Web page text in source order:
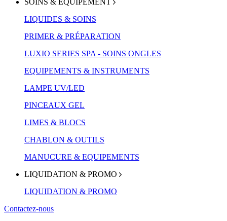
SOINS & EQUIPEMENT
LIQUIDES & SOINS
PRIMER & PRÉPARATION
LUXIO SERIES SPA - SOINS ONGLES
EQUIPEMENTS & INSTRUMENTS
LAMPE UV/LED
PINCEAUX GEL
LIMES & BLOCS
CHABLON & OUTILS
MANUCURE & EQUIPEMENTS
LIQUIDATION & PROMO
LIQUIDATION & PROMO
Contactez-nous